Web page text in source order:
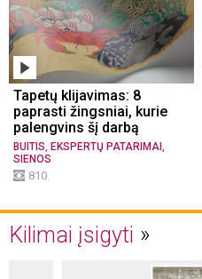
Tapetų klijavimas: 8
paprasti žingsniai, kurie
palengvins šį darbą
BUITIS EKSPERTŲ PATARIMAI
SIENOS
810
Kilimai įsigyti